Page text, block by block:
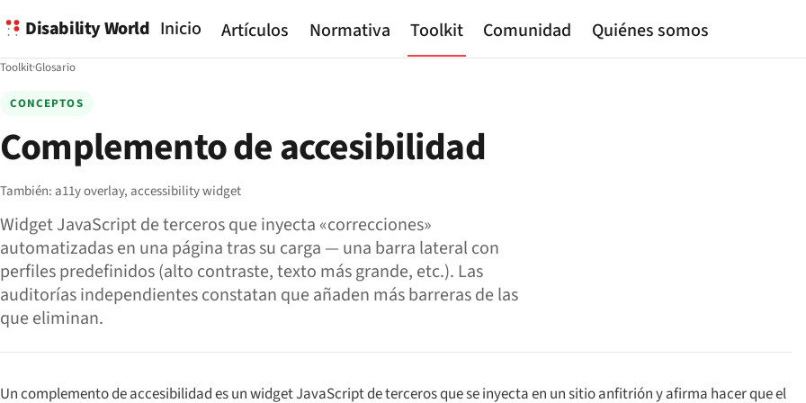
Disability World Inicio Artículos Normativa Toolkit Comunidad Quiénes somos
Toolkit·Glosario
CONCEPTOS
Complemento de accesibilidad
También:a11y overlay,accessibility widget
Widget JavaScript de terceros que inyecta «correcciones»
automatizadas en una página tras su carga — una barra lateral con
perfiles predefinidos (alto contraste, texto más grande, etc.). Las
auditorías independientes constatan que añaden más barreras de las
que eliminan.
Un complemento de accesibilidad es un widget JavaScript de terceros que se inyecta en un sitio anfitrión y afirma hacer que el